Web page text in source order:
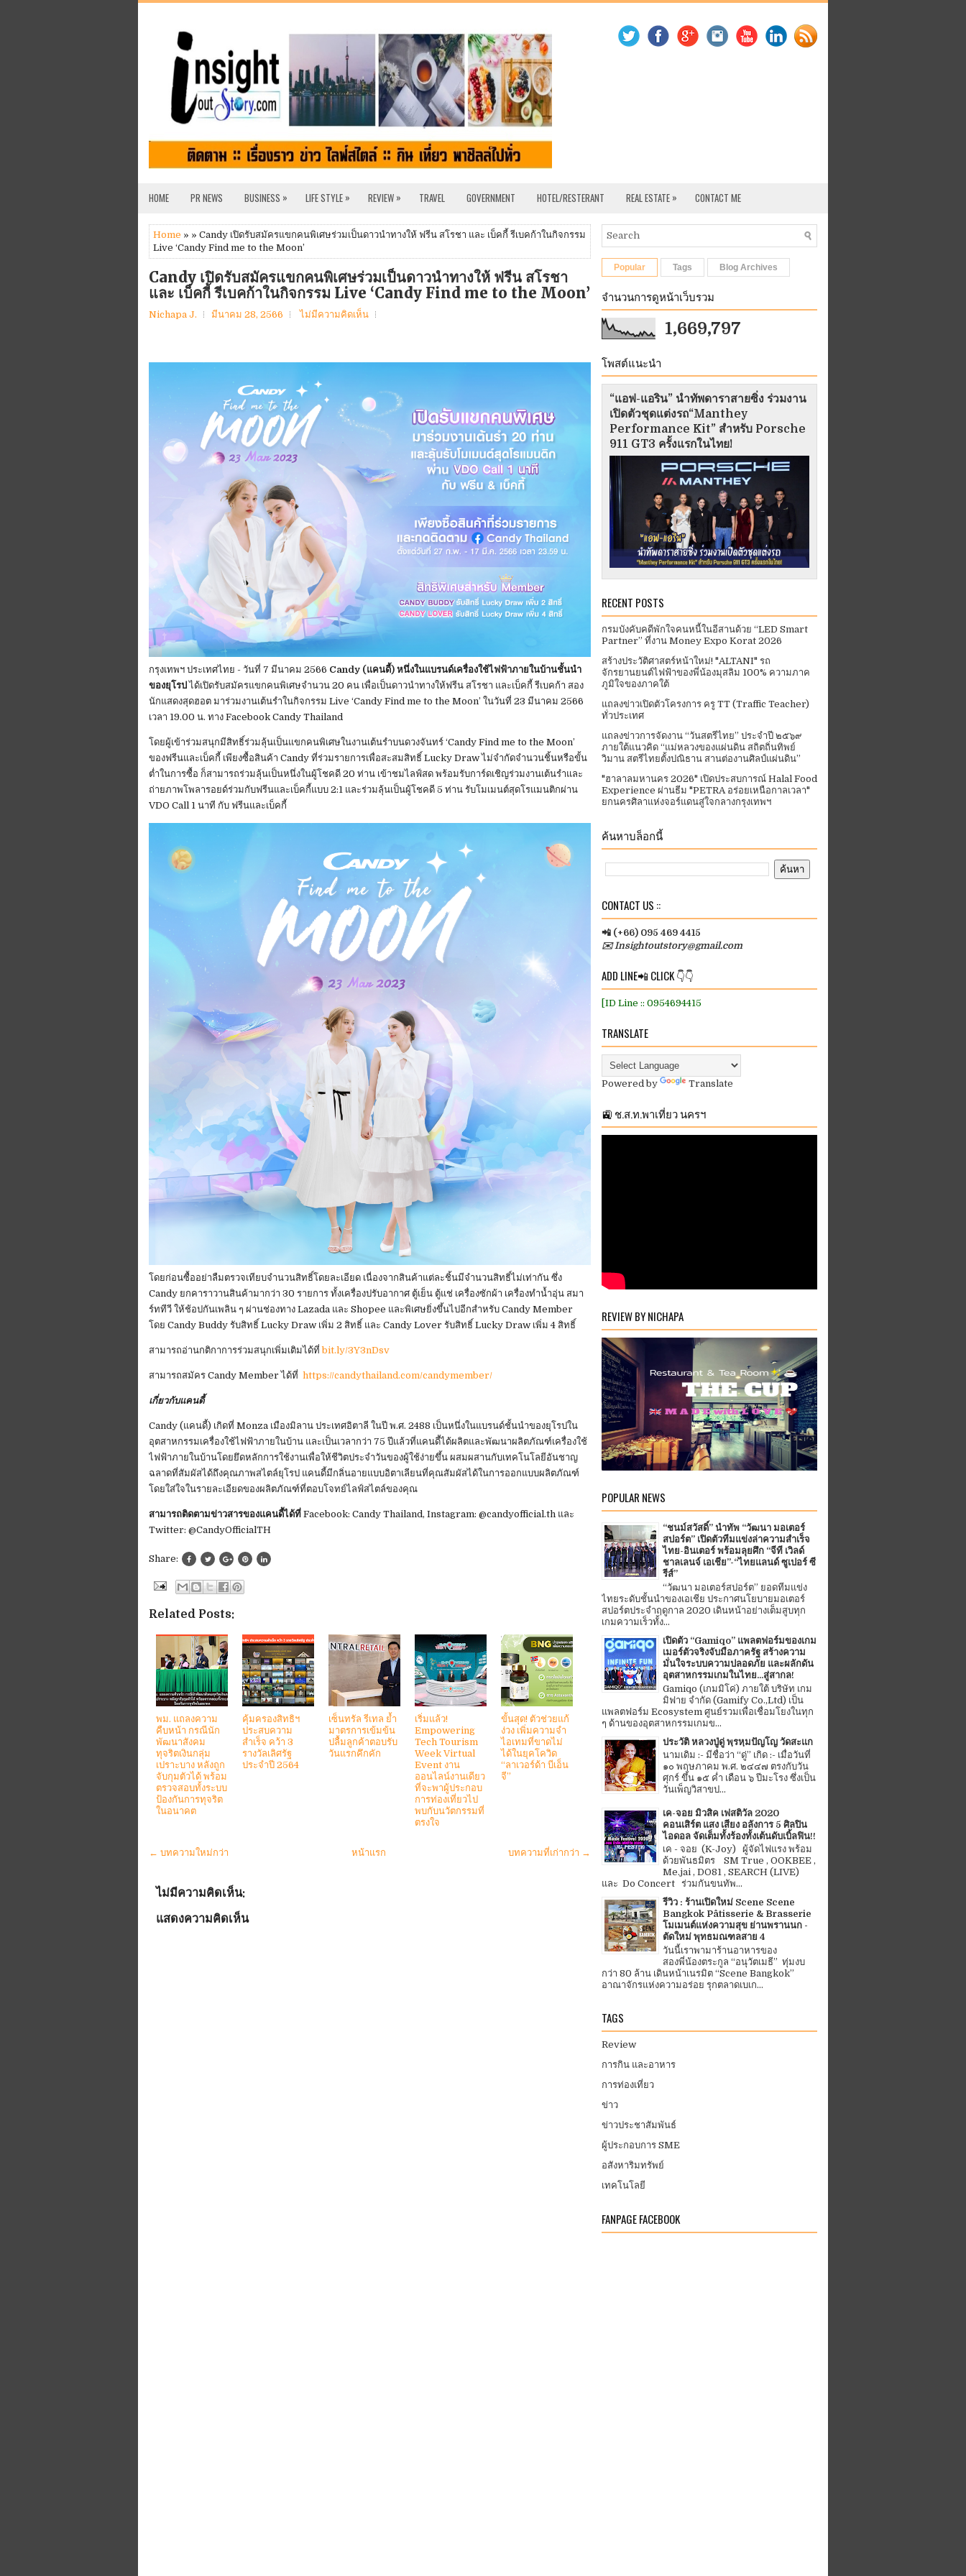
HOME PR NEWS BUSINESS » LIFE STYLE » REVIEW » TRAVEL GOVERNMENT HOTEL/RESTERANT REAL ESTATE » CONTACT ME
Home » » Candy เปิดรับสมัครแขกคนพิเศษร่วมเป็นดาวนำทางให้ ฟรีน สโรชา และ เบ็คกี้ รีเบคก้าในกิจกรรม
Live ‘Candy Find me to the Moon’
Candy เปิดรับสมัครแขกคนพิเศษร่วมเป็นดาวนำทางให้ ฟรีน สโรชา
และ เบ็คกี้ รีเบคก้าในกิจกรรม Live ‘Candy Find me to the Moon’
Nichapa J. มีนาคม 28, 2566 ไม่มีความคิดเห็น
กรุงเทพฯ ประเทศไทย - วันที่ 7 มีนาคม 2566 Candy (แคนดี้) หนึ่งในแบรนด์เครื่องใช้ไฟฟ้าภายในบ้านชั้นนำ
ของยุโรป ได้เปิดรับสมัครแขกคนพิเศษจำนวน 20 คน เพื่อเป็นดาวนำทางให้ฟรีน สโรชา และเบ็คกี้ รีเบคก้า สอง
นักแสดงสุดฮอต มาร่วมงานเต้นรำในกิจกรรม Live ‘Candy Find me to the Moon’ ในวันที่ 23 มีนาคม 2566
เวลา 19.00 น. ทาง Facebook Candy Thailand
โดยผู้เข้าร่วมสนุกมีสิทธิ์ร่วมลุ้นเป็นแขกคนพิเศษในงานเต้นรำบนดวงจันทร์ ‘Candy Find me to the Moon’
ของฟรีนและเบ็คกี้ เพียงซื้อสินค้า Candy ที่ร่วมรายการเพื่อสะสมสิทธิ์ Lucky Draw ไม่จํากัดจํานวนชิ้นหรือขั้น
ตํ่าในการซื้อ ก็สามารถร่วมลุ้นเป็นหนึ่งในผู้โชคดี 20 ท่าน เข้าชมไลฟ์สด พร้อมรับการ์ดเชิญร่วมงานเต้นรำและ
ถ่ายภาพโพลารอยด์ร่วมกับฟรีนและเบ็คกี้แบบ 2:1 และร่วมลุ้นเป็นผู้โชคดี 5 ท่าน รับโมเมนต์สุดโรแมนติกผ่าน
VDO Call 1 นาที กับ ฟรีนและเบ็คกี้
โดยก่อนซื้ออย่าลืมตรวจเทียบจํานวนสิทธิ์โดยละเอียด เนื่องจากสินค้าแต่ละชิ้นมีจํานวนสิทธิ์ไม่เท่ากัน ซึ่ง
Candy ยกคาราวานสินค้ามากว่า 30 รายการ ทั้งเครื่องปรับอากาศ ตู้เย็น ตู้แช่ เครื่องซักผ้า เครื่องทำน้ำอุ่น สมา
ร์ททีวี ให้ช้อปกันเพลิน ๆ ผ่านช่องทาง Lazada และ Shopee และพิเศษยิ่งขึ้นไปอีกสำหรับ Candy Member
โดย Candy Buddy รับสิทธิ์ Lucky Draw เพิ่ม 2 สิทธิ์ และ Candy Lover รับสิทธิ์ Lucky Draw เพิ่ม 4 สิทธิ์
สามารถอ่านกติกาการร่วมสนุกเพิ่มเติมได้ที่bit.ly/3Y3nDsv
สามารถสมัคร Candy Member ได้ที่ https://candythailand.com/candymember/
เกี่ยวกับแคนดี้
Candy (แคนดี้) เกิดที่ Monza เมืองมิลาน ประเทศอิตาลี ในปี พ.ศ. 2488 เป็นหนึ่งในแบรนด์ชั้นนำของยุโรปใน
อุตสาหกรรมเครื่องใช้ไฟฟ้าภายในบ้าน และเป็นเวลากว่า 75 ปีแล้วที่แคนดี้ได้ผลิตและพัฒนาผลิตภัณฑ์เครื่องใช้
ไฟฟ้าภายในบ้านโดยยึดหลักการใช้งานเพื่อให้ชีวิตประจำวันของผู้ใช้ง่ายขึ้น ผสมผสานกับเทคโนโลยีอันชาญ
ฉลาดที่สัมผัสได้ถึงคุณภาพสไตล์ยุโรป แคนดี้มีกลิ่นอายแบบอิตาเลียนที่คุณสัมผัสได้ในการออกแบบผลิตภัณฑ์
โดยใส่ใจในรายละเอียดของผลิตภัณฑ์ที่ตอบโจทย์ไลฟ์สไตล์ของคุณ
สามารถติดตามข่าวสารของแคนดี้ได้ที่ Facebook: Candy Thailand, Instagram: @candyofficial.th และ
Twitter: @CandyOfficialTH
Share:
Related Posts:
พม. แถลงความ
คืบหน้า กรณีนัก
พัฒนาสังคม
ทุจริตเงินกลุ่ม
เปราะบาง หลังถูก
จับกุมตัวได้ พร้อม
ตรวจสอบทั้งระบบ
ป้องกันการทุจริต
ในอนาคต
คุ้มครองสิทธิฯ
ประสบความ
สำเร็จ คว้า 3
รางวัลเลิศรัฐ
ประจำปี 2564
เซ็นทรัล รีเทล ย้ำ
มาตรการเข้มข้น
ปลื้มลูกค้าตอบรับ
วันแรกคึกคัก
เริ่มแล้ว!
Empowering
Tech Tourism
Week Virtual
Event งาน
ออนไลน์งานเดียว
ที่จะพาผู้ประกอบ
การท่องเที่ยวไป
พบกับนวัตกรรมที่
ตรงใจ
ขั้นสุด! ตัวช่วยแก้
ง่วง เพิ่มความจำ
ไอเทมที่ขาดไม่
ได้ในยุคโควิด
“ลาเวอร์ด้า บีเอ็น
จี”
← บทความใหม่กว่า บทความที่เก่ากว่า →
หน้าแรก
ไม่มีความคิดเห็น:
แสดงความคิดเห็น
Popular Tags Blog Archives
จำนวนการดูหน้าเว็บรวม
1,669,797
โพสต์แนะนำ
“แอฟ-แอริน” นำทัพดาราสายซิ่ง ร่วมงาน
เปิดตัวชุดแต่งรถ“Manthey
Performance Kit” สำหรับ Porsche
911 GT3 ครั้งแรกในไทย!
RECENT POSTS
กรมบังคับคดีพักใจคนหนี้ในอีสานด้วย “LED Smart
Partner” ที่งาน Money Expo Korat 2026
สร้างประวัติศาสตร์หน้าใหม่! "ALTANI" รถ
จักรยานยนต์ไฟฟ้าของพี่น้องมุสลิม 100% ความภาค
ภูมิใจของภาคใต้
แถลงข่าวเปิดตัวโครงการ ครู TT (Traffic Teacher)
ทั่วประเทศ​
แถลงข่าวการจัดงาน “วันสตรีไทย” ประจําปี ๒๕๖๙
ภายใต้แนวคิด “แม่หลวงของแผ่นดิน สถิตถิ่นทิพย์
วิมาน สตรีไทยตั้งปณิธาน สานต่องานศิลป์แผ่นดิน”
"ฮาลาลมหานคร 2026" เปิดประสบการณ์ Halal Food
Experience ผ่านธีม "PETRA อร่อยเหนือกาลเวลา"
ยกนครศิลาแห่งจอร์แดนสู่ใจกลางกรุงเทพฯ
ค้นหาบล็อกนี้
CONTACT US ::
📲 (+66) 095 469 4415
✉️ Insightoutstory@gmail.com
ADD LINE📲 CLICK 👇👇
[ID Line :: 0954694415
TRANSLATE
Powered by Translate
🚉 ช.ส.ท.พาเที่ยว นครฯ
REVIEW BY NICHAPA
POPULAR NEWS
“ชนม์สวัสดิ์” นำทัพ “วัฒนา มอเตอร์
สปอร์ต” เปิดตัวทีมแข่งล่าความสำเร็จ
ไทย-อินเตอร์ พร้อมลุยศึก “จีที เวิลด์
ชาลเลนจ์ เอเชีย”-“ไทยแลนด์ ซูเปอร์ ซี
รีส์”
“วัฒนา มอเตอร์สปอร์ต” ยอดทีมแข่ง
ไทยระดับชั้นนำของเอเชีย ประกาศนโยบายมอเตอร์
สปอร์ตประจำฤดูกาล 2020 เดินหน้าอย่างเต็มสูบทุก
เกมความเร็วทั้ง...
เปิดตัว “Gamiqo” แพลตฟอร์มของเกม
เมอร์ตัวจริงจับมือภาครัฐ สร้างความ
มั่นใจระบบความปลอดภัย และผลักดัน
อุตสาหกรรมเกมในไทย...สู่สากล!
Gamiqo (เกมมิโค่) ภายใต้ บริษัท เกม
มิฟาย จำกัด (Gamify Co.,Ltd) เป็น
แพลตฟอร์ม Ecosystem ศูนย์รวมเพื่อเชื่อมโยงในทุก
ๆ ด้านของอุตสาหกรรมเกมข...
ประวัติ หลวงปู่ดู่ พฺรหฺมปัญโญ วัดสะแก
นามเดิม :- มีชื่อว่า “ดู่” เกิด :- เมื่อวันที่
๑๐ พฤษภาคม พ.ศ. ๒๔๔๗ ตรงกับวัน
ศุกร์ ขึ้น ๑๕ ค่ำ เดือน ๖ ปีมะโรง ซึ่งเป็น
วันเพ็ญวิสาขป...
เค-จอย มิวสิค เฟสติวัล 2020
คอนเสิร์ต แสง เสียง อลังการ 5 ศิลปิน
ไอดอล จัดเต็มทั้งร้องทั้งเต้นดับเบิ้ลฟิน!!
เค - จอย (K-Joy) ผู้จัดไฟแรง พร้อม
ด้วยพันธมิตร SM True , OOKBEE ,
Me.jai , DO81 , SEARCH (LIVE)
และ Do Concert ร่วมกันขนทัพ...
รีวิว : ร้านเปิดใหม่ Scene Scene
Bangkok Pâtisserie & Brasserie
โมเมนต์แห่งความสุข ย่านพรานนก -
ตัดใหม่ พุทธมณฑลสาย 4
วันนี้เราพามาร้านอาหารของ
สองพี่น้องตระกูล “อนุวัตเมธี” ทุ่มงบ
กว่า 80 ล้าน เดินหน้าเนรมิต “Scene Bangkok”
อาณาจักรแห่งความอร่อย รุกตลาดเบเก...
TAGS
Review
การกิน และอาหาร
การท่องเที่ยว
ข่าว
ข่าวประชาสัมพันธ์
ผู้ประกอบการ SME
อสังหาริมทรัพย์
เทคโนโลยี
FANPAGE FACEBOOK